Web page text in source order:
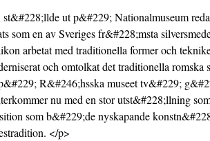
ut p&#229; Nationalmuseum
som en av Sveriges fr&#228;msta
arbetat med traditionella former och
och omtolkat det traditionella romska
R&#246;hsska museet tv&#229;
nu med en stor utst&#228;llning
som b&#229;de nyskapande
</p>